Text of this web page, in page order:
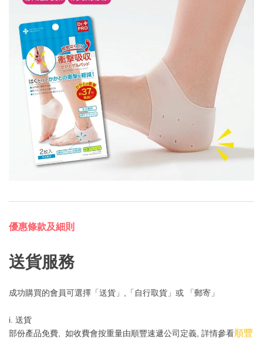
優惠條款及細則
送貨服務
成功購買的會員可選擇「送貨」,「自行取貨」或 「郵寄」
i. 送貨
部份產品免費, 如收費會按重量由順豐速遞公司定義, 詳情參看順豐